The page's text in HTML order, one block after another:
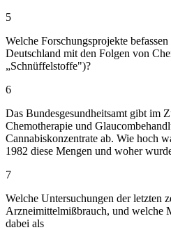
5
Welche Forschungsprojekte
Deutschland mit den Folgen von
„Schnüffelstoffe")?
6
Das Bundesgesundheitsamt gibt im
Chemotherapie und
Cannabiskonzentrate ab. Wie hoch
1982 diese Mengen und woher
7
Welche Untersuchungen der letzten
Arzneimittelmißbrauch, und welche
dabei als